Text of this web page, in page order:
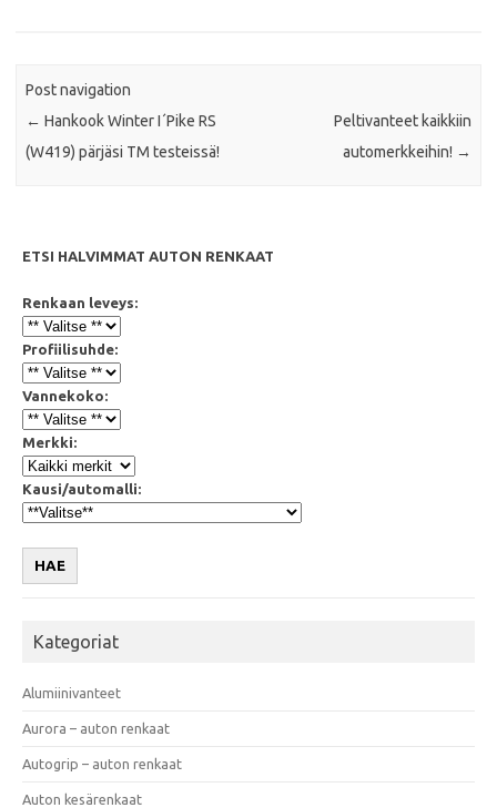
Post navigation
← Hankook Winter I´Pike RS
(W419) pärjäsi TM testeissä!
Peltivanteet kaikkiin
automerkkeihin! →
ETSI HALVIMMAT AUTON RENKAAT
Renkaan leveys:
Profiilisuhde:
Vannekoko:
Merkki:
Kausi/automalli:
HAE
Kategoriat
Alumiinivanteet
Aurora – auton renkaat
Autogrip – auton renkaat
Auton kesärenkaat